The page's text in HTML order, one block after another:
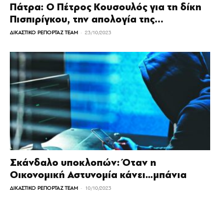
Πάτρα: Ο Πέτρος Κουσουλός για τη δίκη
Πισπιρίγκου, την απολογία της...
ΔΙΚΑΣΤΙΚΟ ΡΕΠΟΡΤΑΖ TEAM - 23/10/2023
Σκάνδαλο υποκλοπών: Όταν η
Οικονομική Αστυνομία κάνει…μπάνια
ΔΙΚΑΣΤΙΚΟ ΡΕΠΟΡΤΑΖ TEAM - 10/10/2023